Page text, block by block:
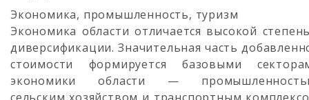
Экономика, промышленность, туризм
Экономика области отличается высокой
диверсификации. Значительная часть
стоимости формируется базовыми
экономики области —